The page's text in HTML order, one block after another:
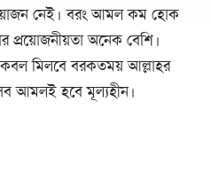
নেই। বরং আমল কম হোক
প্রয়োজনীয়তা অনেক বেশি।
মিলবে বরকতময় আল্লাহর
আমলই হবে মূল্যহীন।